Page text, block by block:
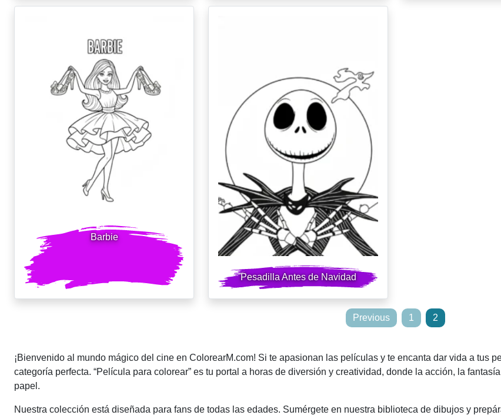
Barbie
Pesadilla Antes de Navidad
Previous 1 2
¡Bienvenido al mundo mágico del cine en ColorearM.com! Si te apasionan las películas y te encanta dar vida a tus
categoría perfecta. “Película para colorear” es tu portal a horas de diversión y creatividad, donde la acción, la
papel.
Nuestra colección está diseñada para fans de todas las edades. Sumérgete en nuestra biblioteca de dibujos y